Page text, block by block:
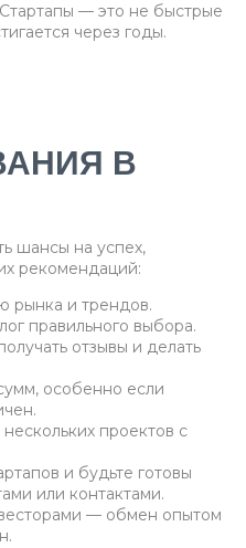
Стартапы — это не быстрые
через годы.
В
шансы на успех,
рекомендаций:
рынка и трендов.
правильного выбора.
отзывы и делать
особенно если
проектов с
и будьте готовы
или контактами.
— обмен опытом